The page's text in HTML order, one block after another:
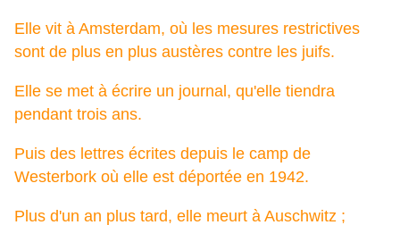
Elle vit à Amsterdam, où les mesures restrictives
sont de plus en plus austères contre les juifs.
Elle se met à écrire un journal, qu'elle tiendra
pendant trois ans.
Puis des lettres écrites depuis le camp de
Westerbork où elle est déportée en 1942.
Plus d'un an plus tard, elle meurt à Auschwitz ;